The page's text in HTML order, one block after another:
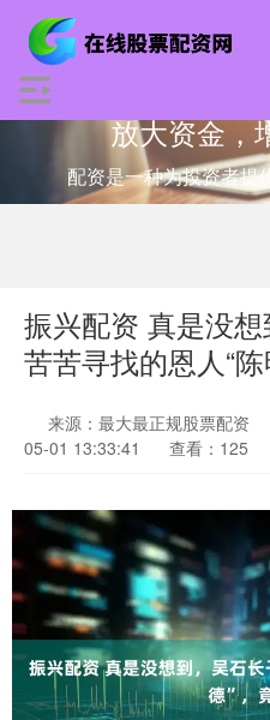
放大资金，
配资是一种为投资者提
振兴配资 真是没
苦苦寻找的恩人“
来源：最大最正规股票配资
05-01 13:33:41
查看：125